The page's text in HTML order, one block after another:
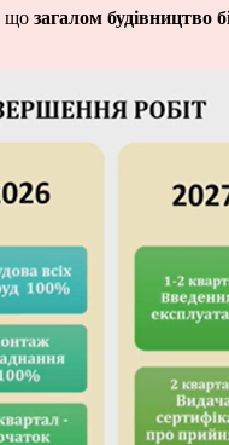
що загалом будівництво